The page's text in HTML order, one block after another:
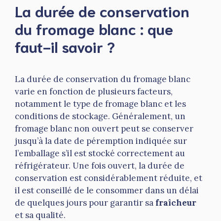
La durée de conservation
du fromage blanc : que
faut-il savoir ?
La durée de conservation du fromage blanc
varie en fonction de plusieurs facteurs,
notamment le type de fromage blanc et les
conditions de stockage. Généralement, un
fromage blanc non ouvert peut se conserver
jusqu’à la date de péremption indiquée sur
l’emballage s’il est stocké correctement au
réfrigérateur. Une fois ouvert, la durée de
conservation est considérablement réduite, et
il est conseillé de le consommer dans un délai
de quelques jours pour garantir sa fraîcheur
et sa qualité.